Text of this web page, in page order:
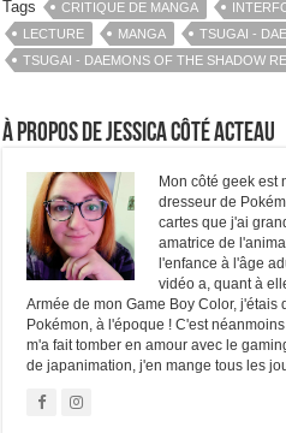
Tags CRITIQUE DE MANGA
LECTURE
MANGA
TSUGAI -
TSUGAI - DAEMONS OF THE SHADOW
À propos de Jessica Côté Acteau
Mon côté geek est
dresseur de
cartes que j'ai
amatrice de
l'enfance à l'âge
vidéo a, quant à
Armée de mon Game Boy Color,
Pokémon, à l'époque ! C'est
m'a fait tomber en amour avec le
de japanimation, j'en mange tous les